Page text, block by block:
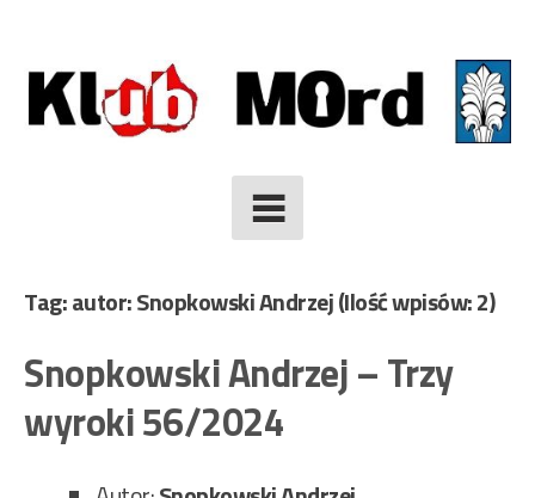
to
content
Tag: autor: Snopkowski Andrzej(Ilość wpisów: 2)
Snopkowski Andrzej – Trzy
wyroki 56/2024